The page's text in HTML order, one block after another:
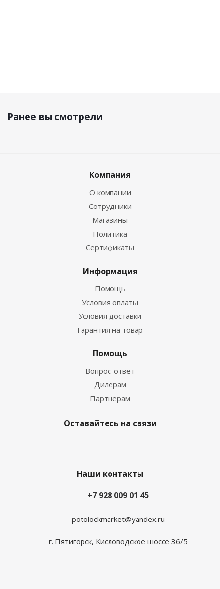
Ранее вы смотрели
Компания
О компании
Сотрудники
Магазины
Политика
Сертификаты
Информация
Помощь
Условия оплаты
Условия доставки
Гарантия на товар
Помощь
Вопрос-ответ
Дилерам
Партнерам
Оставайтесь на связи
Наши контакты
+7 928 009 01 45
potolockmarket@yandex.ru
г. Пятигорск, Кисловодское шоссе 36/5